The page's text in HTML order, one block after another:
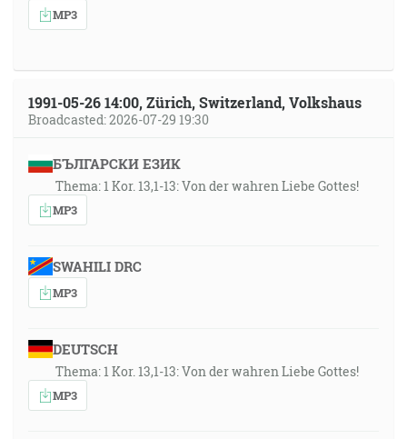
MP3
1991-05-26 14:00, Zürich, Switzerland, Volkshaus
Broadcasted: 2026-07-29 19:30
БЪЛГАРСКИ ЕЗИК
Thema: 1 Kor. 13,1-13: Von der wahren Liebe Gottes!
MP3
SWAHILI DRC
MP3
DEUTSCH
Thema: 1 Kor. 13,1-13: Von der wahren Liebe Gottes!
MP3